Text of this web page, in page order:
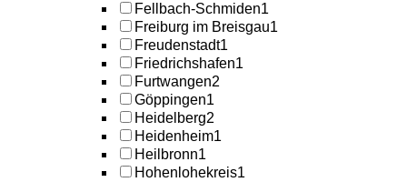
Fellbach-Schmiden1
Freiburg im Breisgau1
Freudenstadt1
Friedrichshafen1
Furtwangen2
Göppingen1
Heidelberg2
Heidenheim1
Heilbronn1
Hohenlohekreis1